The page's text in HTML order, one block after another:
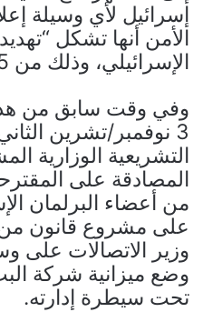
إسرائيل لأي وسيلة
الأمن أنها تشكل
الإسرائيلي، وذلك من 45 إلى 60 يوماً.
وفي وقت سابق من
3 نوفمبر/تشرين
التشريعية الوزارية
المصادقة على
من أعضاء البرلمان
على مشروع قانون
وزير الاتصالات على
وضع ميزانية شركة
تحت سيطرة إدارته.